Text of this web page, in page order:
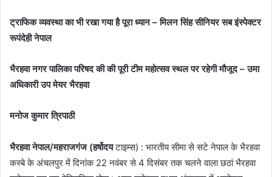
ट्राफिक व्यवस्था का भी रखा गया है पूरा ध्यान – मिलन सिंह सीनियर सब इंस्पेक्टर
रूपंदेही नेपाल
भैरहवा नगर पालिका परिषद की की पूरी टीम महोत्सव स्थल पर रहेगी मौजूद – उमा
अधिकारी उप मेयर भैरहवा
मनोज कुमार त्रिपाठी
भैरहवा नेपाल/महराजगंज (हर्षोदयटाइम्स) : भारतीय सीमा से सटे नेपाल के भैरहवा
कस्बे के अंचलपुर में दिनांक 22 नवंबर से 4 दिसंबर तक चलने वाला छठां भैरहवा